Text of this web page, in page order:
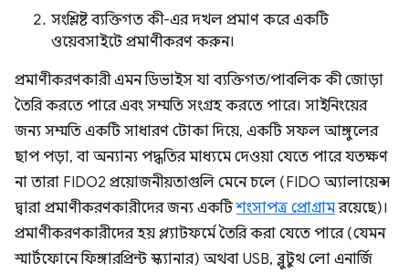
সংশ্লিষ্ট ব্যক্তিগত কী-এর দখল প্রমাণ করে একটি
ওয়েবসাইটে প্রমাণীকরণ করুন।
প্রমাণীকরণকারী এমন ডিভাইস যা ব্যক্তিগত/পাবলিক কী জোড়া
তৈরি করতে পারে এবং সম্মতি সংগ্রহ করতে পারে। সাইনিংয়ের
জন্য সম্মতি একটি সাধারণ টোকা দিয়ে, একটি সফল আঙ্গুলের
ছাপ পড়া, বা অন্যান্য পদ্ধতির মাধ্যমে দেওয়া যেতে পারে যতক্ষণ
না তারা FIDO2 প্রয়োজনীয়তাগুলি মেনে চলে (FIDO অ্যালায়েন্স
দ্বারা প্রমাণীকরণকারীদের জন্য একটিশংসাপত্র প্রোগ্রামরয়েছে)।
প্রমাণীকরণকারীদের হয় প্ল্যাটফর্মে তৈরি করা যেতে পারে (যেমন
স্মার্টফোনে ফিঙ্গারপ্রিন্ট স্ক্যানার) অথবা USB, ব্লুটুথ লো এনার্জি